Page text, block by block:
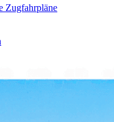
Zugfahrpläne